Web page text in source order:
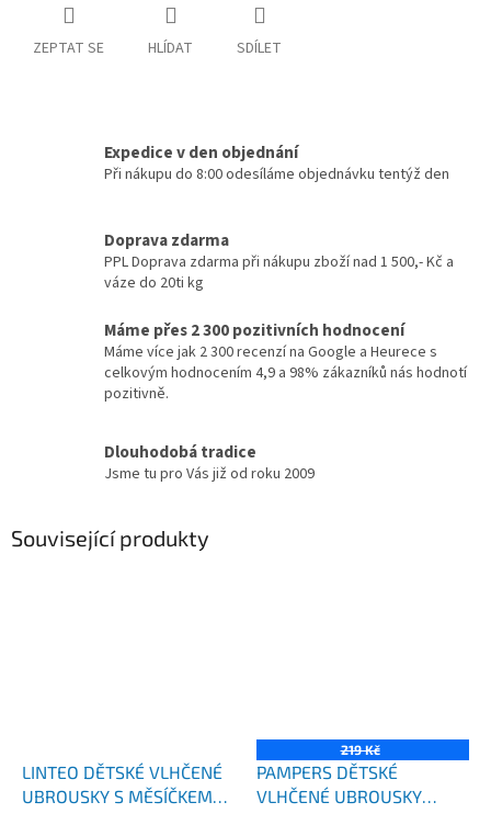
ZEPTAT SE HLÍDAT SDÍLET
Expedice v den objednání
Při nákupu do 8:00 odesíláme objednávku tentýž den
Doprava zdarma
PPL Doprava zdarma při nákupu zboží nad 1 500,- Kč a
váze do 20ti kg
Máme přes 2 300 pozitivních hodnocení
Máme více jak 2 300 recenzí na Google a Heurece s
celkovým hodnocením 4,9 a 98% zákazníků nás hodnotí
pozitivně.
Dlouhodobá tradice
Jsme tu pro Vás již od roku 2009
Související produkty
LINTEO DĚTSKÉ VLHČENÉ
UBROUSKY S MĚSÍČKEM
219 Kč
PAMPERS DĚTSKÉ
VLHČENÉ UBROUSKY